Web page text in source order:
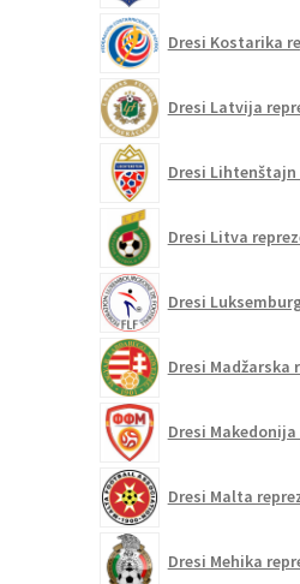
Dresi Kostarika
Dresi Latvija
Dresi
Dresi Litva
Dresi
Dresi Madžarska
Dresi
Dresi Malta
Dresi Mehika